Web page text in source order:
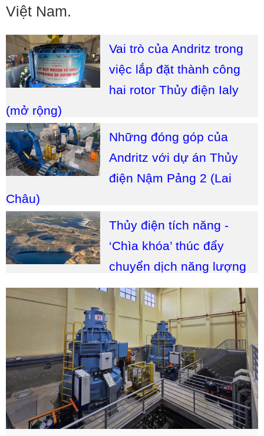
Việt Nam.
Vai trò của Andritz trong
việc lắp đặt thành công
hai rotor Thủy điện Ialy
(mở rộng)
Những đóng góp của
Andritz với dự án Thủy
điện Nậm Pảng 2 (Lai
Châu)
Thủy điện tích năng -
‘Chìa khóa’ thúc đẩy
chuyển dịch năng lượng